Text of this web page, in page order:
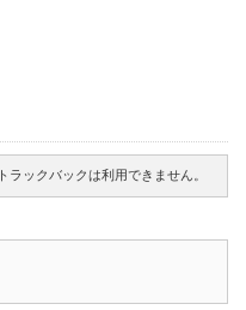
トラックバックは利用できません。